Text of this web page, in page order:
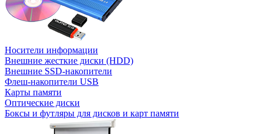
Носители информации
Внешние жесткие диски (HDD)
Внешние SSD-накопители
Флеш-накопители USB
Карты памяти
Оптические диски
Боксы и футляры для дисков и карт памяти